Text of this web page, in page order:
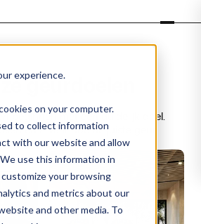
experience.
on your computer.
to collect information
with our website and allow
use this information in
your browsing
and metrics about our
and other media. To
geurdoelen
beginnen met een duidelijk doel.
en ervaar hoe de juiste geur
gedrag en beleving.